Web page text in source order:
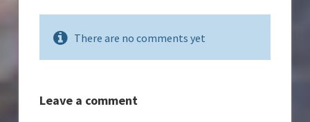
There are no comments yet
Leave a comment